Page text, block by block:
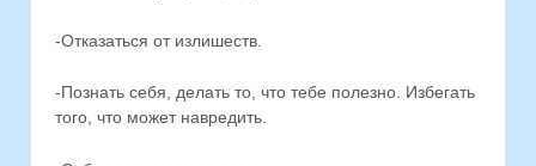
-Отказаться от излишеств.
-Познать себя, делать то, что тебе полезно. Избегать
того, что может навредить.